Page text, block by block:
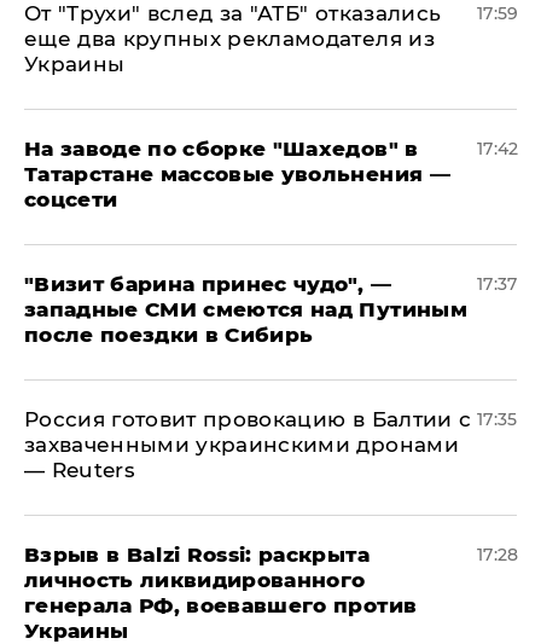
От "Трухи" вслед за "АТБ" отказались
еще два крупных рекламодателя из
Украины
17:59
На заводе по сборке "Шахедов" в
Татарстане массовые увольнения —
соцсети
17:42
"Визит барина принес чудо", —
западные СМИ смеются над Путиным
после поездки в Сибирь
17:37
​Россия готовит провокацию в Балтии с
захваченными украинскими дронами
— Reuters
17:35
​Взрыв в Balzi Rossi: раскрыта
личность ликвидированного
генерала РФ, воевавшего против
Украины
17:28